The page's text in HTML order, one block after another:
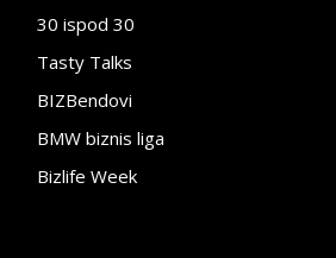
30 ispod 30
Tasty Talks
BIZBendovi
BMW biznis liga
Bizlife Week